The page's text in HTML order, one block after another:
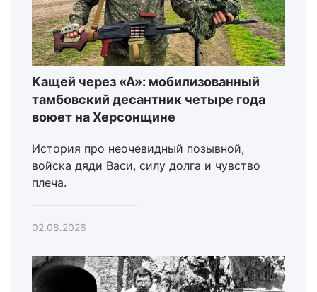
Кащей через «А»: мобилизованный
тамбовский десантник четыре года
воюет на Херсонщине
История про неочевидный позывной,
войска дяди Васи, силу долга и чувство
плеча.
02.08.2026